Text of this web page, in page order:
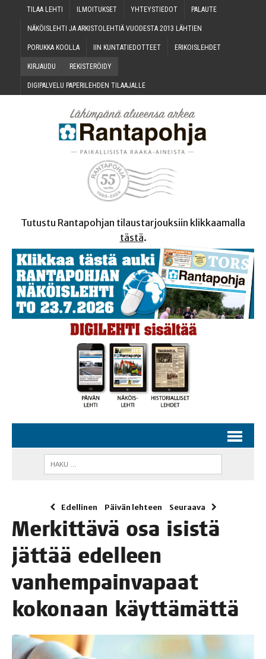
TILAA LEH­TI ILMOI­TUK­SET YHTEYS­TIE­DOT PALAU­TE
NÄKÖIS­LEH­TI JA ARKIS­TO­LEH­TIÄ VUO­DES­TA 2013 LÄHTIEN
PORUK­KA KOOLLA IIN KUN­TA­TIE­DOT­TEET ERI­KOIS­LEH­DET
KIR­JAU­DU REKIS­TE­RÖI­DY
DIGI­PAL­VE­LU PAPE­RI­LEH­DEN TILAAJALLE
Tutustu Rantapohjan tilaustarjouksiin klikkaamalla
tästä.
Edellinen Päivän lehteen Seuraava
Mer­kit­tä­vä osa isis­tä
jät­tää edel­leen
van­hem­pain­va­paat
koko­naan käyttämättä